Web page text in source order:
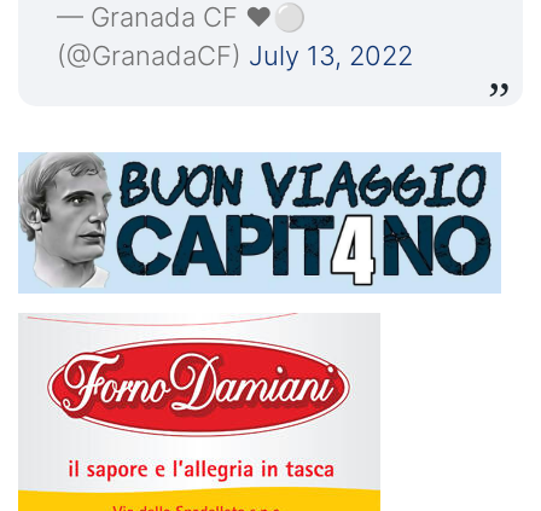
— Granada CF ❤️⚪️
(@GranadaCF) July 13, 2022